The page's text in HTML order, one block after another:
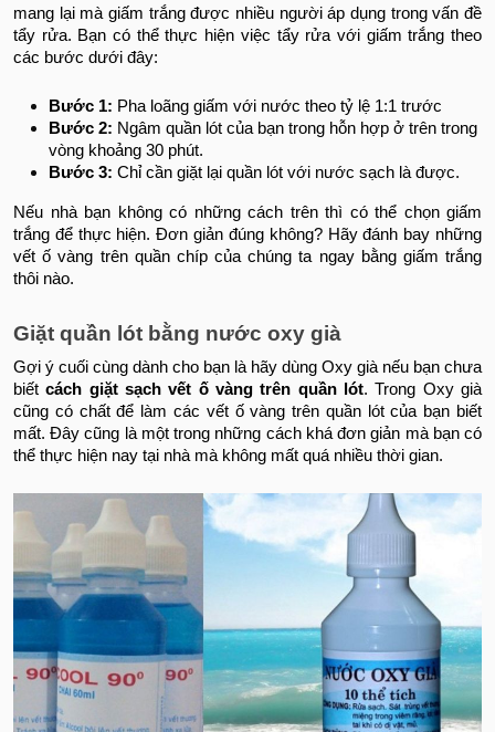
mang lại mà giấm trắng được nhiều người áp dụng trong vấn đề
tẩy rửa. Bạn có thể thực hiện việc tẩy rửa với giấm trắng theo
các bước dưới đây:
Bước 1: Pha loãng giấm với nước theo tỷ lệ 1:1 trước
Bước 2: Ngâm quần lót của bạn trong hỗn hợp ở trên trong
vòng khoảng 30 phút.
Bước 3: Chỉ cần giặt lại quần lót với nước sạch là được.
Nếu nhà bạn không có những cách trên thì có thể chọn giấm
trắng để thực hiện. Đơn giản đúng không? Hãy đánh bay những
vết ố vàng trên quần chíp của chúng ta ngay bằng giấm trắng
thôi nào.
Giặt quần lót bằng nước oxy già
Gợi ý cuối cùng dành cho bạn là hãy dùng Oxy già nếu bạn chưa
biếtcách giặt sạch vết ố vàng trên quần lót. Trong Oxy già
cũng có chất để làm các vết ố vàng trên quần lót của bạn biết
mất. Đây cũng là một trong những cách khá đơn giản mà bạn có
thể thực hiện nay tại nhà mà không mất quá nhiều thời gian.